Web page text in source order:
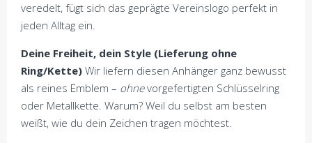
veredelt, fügt sich das geprägte Vereinslogo perfekt in
jeden Alltag ein.
Deine Freiheit, dein Style (Lieferung ohne
Ring/Kette) Wir liefern diesen Anhänger ganz bewusst
als reines Emblem – ohnevorgefertigten Schlüsselring
oder Metallkette. Warum? Weil du selbst am besten
weißt, wie du dein Zeichen tragen möchtest.